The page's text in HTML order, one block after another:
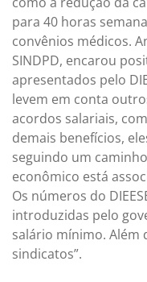
para 40 horas
convênios médicos.
SINDPD, encarou
apresentados pelo
levem em conta
acordos salariais,
demais benefícios,
seguindo um
econômico está
Os números do
introduzidas pelo
salário mínimo.
sindicatos”.